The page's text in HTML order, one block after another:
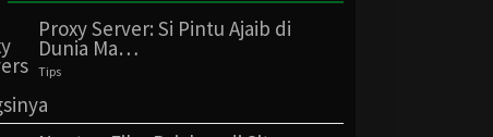
Proxy Server: Si Pintu Ajaib di
Dunia Ma…
Tips